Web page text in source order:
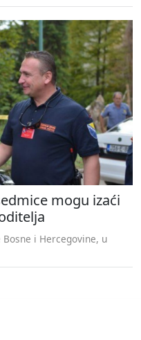
mogu izaći
i Hercegovine, u